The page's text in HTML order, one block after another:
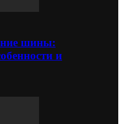
шины:
и